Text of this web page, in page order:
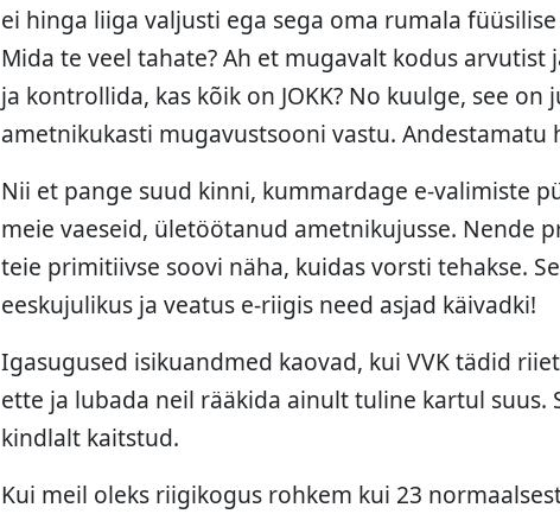
ei hinga liiga valjusti ega sega oma rumala
Mida te veel tahate? Ah et mugavalt kodus arvutist
ja kontrollida, kas kõik on JOKK? No kuulge, see
ametnikukasti mugavustsooni vastu. Andestamatu
Nii et pange suud kinni, kummardage e-valimiste
meie vaeseid, ületöötanud ametnikujusse. Nende
teie primitiivse soovi näha, kuidas vorsti tehakse.
eeskujulikus ja veatus e-riigis need asjad käivadki!
Igasugused isikuandmed kaovad, kui VVK tädid
ette ja lubada neil rääkida ainult tuline kartul suus.
kindlalt kaitstud.
Kui meil oleks riigikogus rohkem kui 23